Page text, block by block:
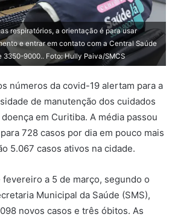
respiratórios, a orientação é para usar
e entrar em contato com a Central Saúde
9000.. Foto: Hully Paiva/SMCS
números da covid-19 alertam para a
de manutenção dos cuidados
em Curitiba. A média passou
728 casos por dia em pouco mais
5.067 casos ativos na cidade.
fevereiro a 5 de março, segundo o
Municipal da Saúde (SMS),
novos casos e três óbitos. As